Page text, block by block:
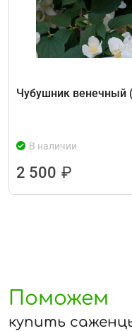
Чубушник
В наличии
2 500 ₽
Поможем
купить